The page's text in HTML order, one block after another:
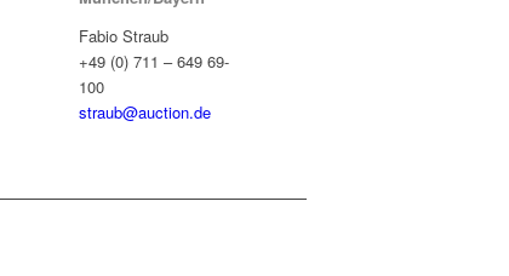
Fabio Straub
+49 (0) 711 – 649 69-
100
straub@auction.de